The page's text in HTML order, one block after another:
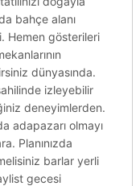
bahçe alanı
Hemen gösterileri
dünyasında.
izleyebilir
deneyimlerden.
adapazarı olmayı
Planınızda
barlar yerli
gecesi